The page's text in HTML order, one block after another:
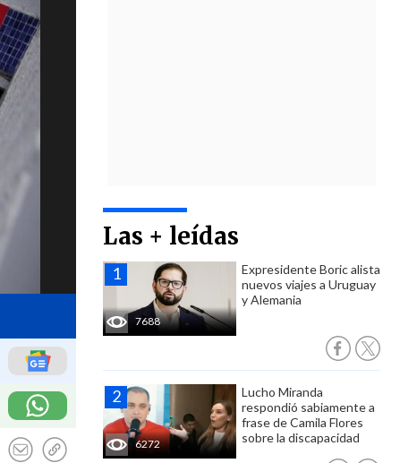
Las + leídas
7688
Expresidente Boric alista
nuevos viajes a Uruguay
y Alemania
6272
Lucho Miranda
respondió sabiamente a
frase de Camila Flores
sobre la discapacidad